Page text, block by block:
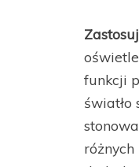
funkcji
światło